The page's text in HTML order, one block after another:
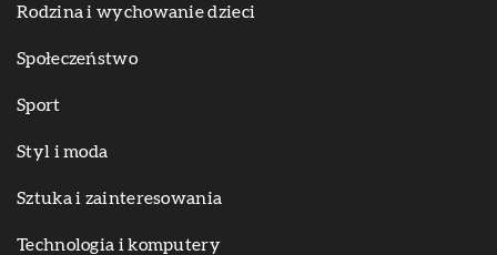
Rodzina i wychowanie dzieci
Społeczeństwo
Sport
Styl i moda
Sztuka i zainteresowania
Technologia i komputery